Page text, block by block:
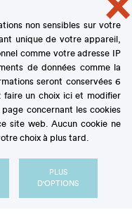
non sensibles sur votre
unique de votre appareil,
comme votre adresse IP
de données comme la
seront conservées 6
faire un choix ici et modifier
concernant les cookies
site web. Aucun cookie ne
choix à plus tard.
PLUS
D'OPTIONS